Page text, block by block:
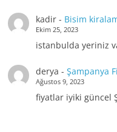
kadir- Bisim
Ekim 25, 2023
istanbulda yeriniz
derya - Şampanya
Ağustos 9, 2023
fiyatlar iyiki güncel